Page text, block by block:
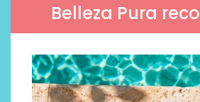
Belleza Pura